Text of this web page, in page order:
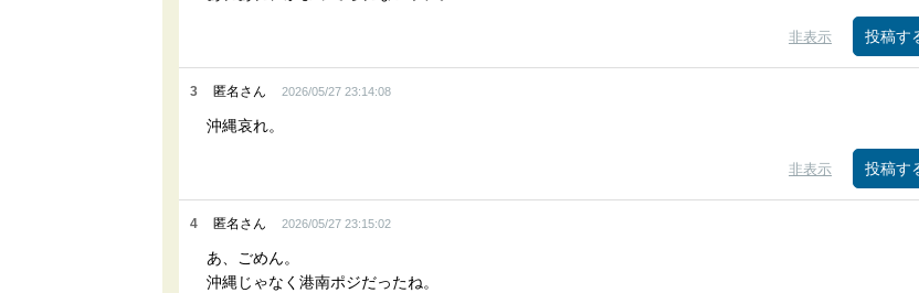
非表示
3 匿名さん 2026/05/27 23:14:08
沖縄哀れ。
非表示
4 匿名さん 2026/05/27 23:15:02
あ、ごめん。
沖縄じゃなく港南ポジだったね。